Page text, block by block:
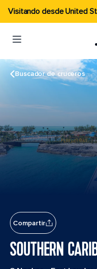
Visitando desde United
Buscador de cruceros
Compartir
SOUTHERN